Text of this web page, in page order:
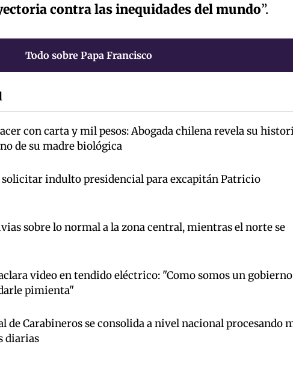
contra las inequidades del mundo”.
Todo sobre Papa Francisco
con carta y mil pesos: Abogada chilena revela su
de su madre biológica
solicitar indulto presidencial para excapitán Patricio
sobre lo normal a la zona central, mientras el norte se
video en tendido eléctrico: "Como somos un gobierno
pimienta"
de Carabineros se consolida a nivel nacional procesando
diarias